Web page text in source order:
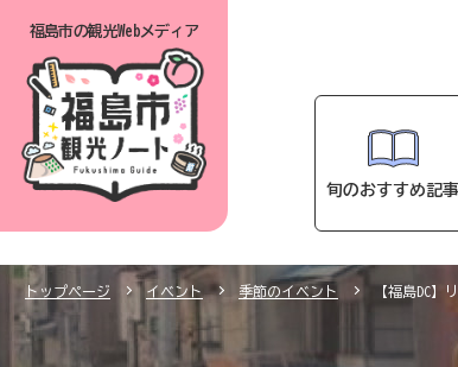
福島市の観光Webメディア
旬のおすすめ記事
トップページ イベント 季節のイベント 【福島DC